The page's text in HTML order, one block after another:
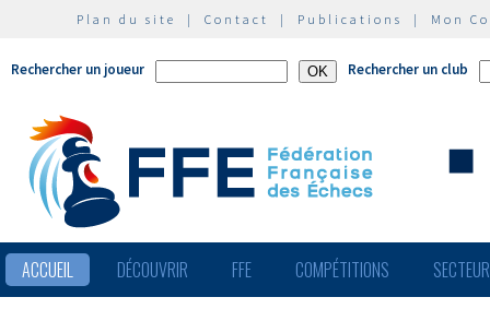
Plan du site | Contact | Publications | Mon
Rechercher un joueur Rechercher un club
ACCUEIL DÉCOUVRIR FFE COMPÉTITIONS